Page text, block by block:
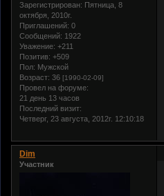
Зарегистрирован: Пятница, 8
октября, 2010г.
Приглашений: 0
Сообщений: 1922
Уважение: +211
Позитив: +509
Пол: Мужской
Возраст: 36 [1990-02-09]
Провел на форуме:
21 день 13 часов
Последний визит:
Четверг, 23 августа, 2012г. 12:10:18
Dim
Участник